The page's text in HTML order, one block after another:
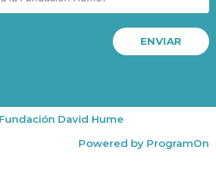
ENVIAR
David Hume
Powered by ProgramOn